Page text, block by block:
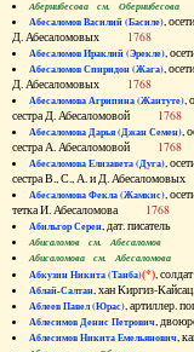
Абернибесова см. Обернибесова
Абесаломов Василий (Басиле),
Д. Абесаломовых 1768
Абесаломов Ираклий (Эрекле),
Абесаломов Спиридон (Жага),
Д. Абесаломовых 1768
Абесаломова Агрипина (Жантуте),
сестра Д. Абесаломовой 1768
Абесаломова Дарья (Джан Семен),
сестра А. Абесаломовой 1768
Абесаломова Елизавета (Дуга),
сестра В., С., А. и Д.
Абесаломова Фекла (Жамкис),
тетка И. Абесаломова 1768
Абильгор Серен, дат. писатель
Абисаломов см. Абесаломов
Абисаломова см. Абесаломова
Абкузин Никита (Танба)(*),
Аблай-Салтан, хан Киргиз-
Аблеев Павел (Юрас), артиллер.
Аблесимов Денис Петрович,
Аблесимов Никита Емельянович,